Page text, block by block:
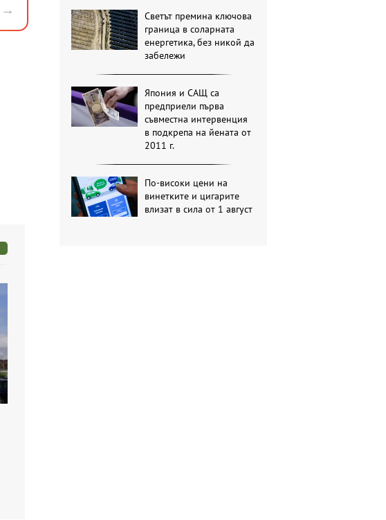
→
Светът премина ключова
граница в соларната
енергетика, без никой да
забележи
Япония и САЩ са
предприели първа
съвместна интервенция
в подкрепа на йената от
2011 г.
По-високи цени на
винетките и цигарите
влизат в сила от 1 август